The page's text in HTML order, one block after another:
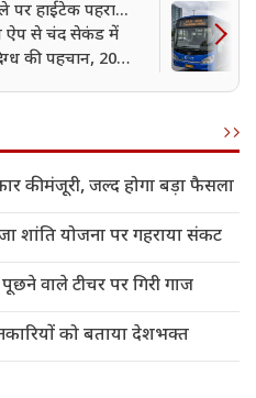
पर हाईटेक पहरा...
ऐप से चंद सेकंड में
की पहचान, 20
की मंजूरी, जल्द होगा बड़ा फैसला
शांति योजना पर गहराया संकट
वाले टीचर पर गिरी गाज
को बताया देशभक्त